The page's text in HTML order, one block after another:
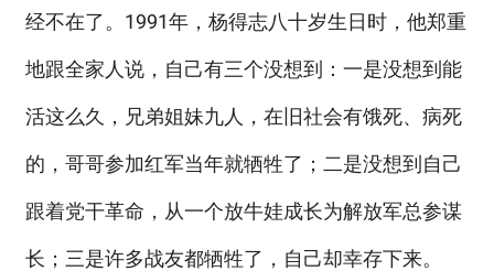
经不在了。1991年，杨得志八十岁生日时，他郑重
地跟全家人说，自己有三个没想到：一是没想到能
活这么久，兄弟姐妹九人，在旧社会有饿死、病死
的，哥哥参加红军当年就牺牲了；二是没想到自己
跟着党干革命，从一个放牛娃成长为解放军总参谋
长；三是许多战友都牺牲了，自己却幸存下来。